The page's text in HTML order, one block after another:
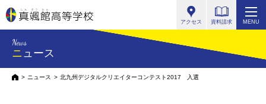
アクセス 資料請求 MENU
News
ニュース
HOMEニュース 北九州デジタルクリエイターコンテスト2017 入選